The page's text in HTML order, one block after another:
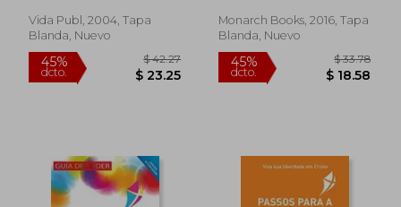
45%
dcto. $ 17.45 dcto.
Sistemas De Salud, En
Cinco Dimensiones
Vida Publ, 2004, Tapa
Blanda, Nuevo
Monarch Books, 2016, Tapa
Blanda, Nuevo